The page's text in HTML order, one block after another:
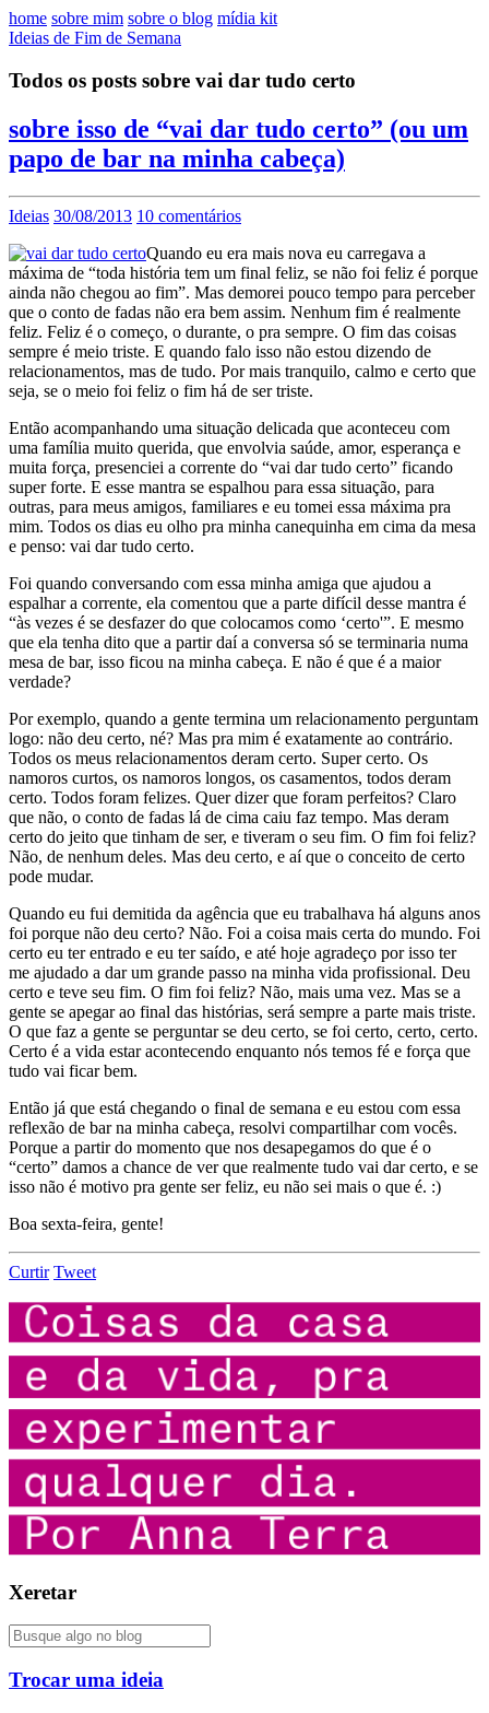
home sobre mim sobre o blog mídia kit
Ideias de Fim de Semana
Todos os posts sobre vai dar tudo certo
sobre isso de “vai dar tudo certo” (ou um
papo de bar na minha cabeça)
Ideias 30/08/2013 10 comentários
Quando eu era mais nova eu carregava a
máxima de “toda história tem um final feliz, se não foi feliz é porque
ainda não chegou ao fim”. Mas demorei pouco tempo para perceber
que o conto de fadas não era bem assim. Nenhum fim é realmente
feliz. Feliz é o começo, o durante, o pra sempre. O fim das coisas
sempre é meio triste. E quando falo isso não estou dizendo de
relacionamentos, mas de tudo. Por mais tranquilo, calmo e certo que
seja, se o meio foi feliz o fim há de ser triste.
Então acompanhando uma situação delicada que aconteceu com
uma família muito querida, que envolvia saúde, amor, esperança e
muita força, presenciei a corrente do “vai dar tudo certo” ficando
super forte. E esse mantra se espalhou para essa situação, para
outras, para meus amigos, familiares e eu tomei essa máxima pra
mim. Todos os dias eu olho pra minha canequinha em cima da mesa
e penso: vai dar tudo certo.
Foi quando conversando com essa minha amiga que ajudou a
espalhar a corrente, ela comentou que a parte difícil desse mantra é
“às vezes é se desfazer do que colocamos como ‘certo'”. E mesmo
que ela tenha dito que a partir daí a conversa só se terminaria numa
mesa de bar, isso ficou na minha cabeça. E não é que é a maior
verdade?
Por exemplo, quando a gente termina um relacionamento perguntam
logo: não deu certo, né? Mas pra mim é exatamente ao contrário.
Todos os meus relacionamentos deram certo. Super certo. Os
namoros curtos, os namoros longos, os casamentos, todos deram
certo. Todos foram felizes. Quer dizer que foram perfeitos? Claro
que não, o conto de fadas lá de cima caiu faz tempo. Mas deram
certo do jeito que tinham de ser, e tiveram o seu fim. O fim foi feliz?
Não, de nenhum deles. Mas deu certo, e aí que o conceito de certo
pode mudar.
Quando eu fui demitida da agência que eu trabalhava há alguns anos
foi porque não deu certo? Não. Foi a coisa mais certa do mundo. Foi
certo eu ter entrado e eu ter saído, e até hoje agradeço por isso ter
me ajudado a dar um grande passo na minha vida profissional. Deu
certo e teve seu fim. O fim foi feliz? Não, mais uma vez. Mas se a
gente se apegar ao final das histórias, será sempre a parte mais triste.
O que faz a gente se perguntar se deu certo, se foi certo, certo, certo.
Certo é a vida estar acontecendo enquanto nós temos fé e força que
tudo vai ficar bem.
Então já que está chegando o final de semana e eu estou com essa
reflexão de bar na minha cabeça, resolvi compartilhar com vocês.
Porque a partir do momento que nos desapegamos do que é o
“certo” damos a chance de ver que realmente tudo vai dar certo, e se
isso não é motivo pra gente ser feliz, eu não sei mais o que é. :)
Boa sexta-feira, gente!
Curtir Tweet
Xeretar
Trocar uma ideia